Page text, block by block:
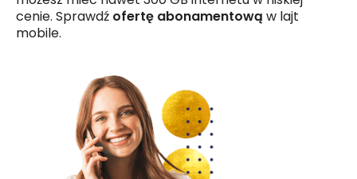
cenie. Sprawdź ofertę abonamentową w lajt
mobile.